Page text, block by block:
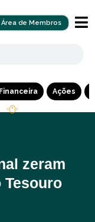
Área de Membros
Ações
zeram
Tesouro